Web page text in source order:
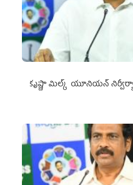
కృష్ణా మిల్క్‌ యూనియన్‌